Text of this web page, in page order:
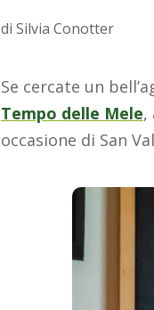
di Silvia Conotter
Se cercate un
Tempo delle Mele,
occasione di San